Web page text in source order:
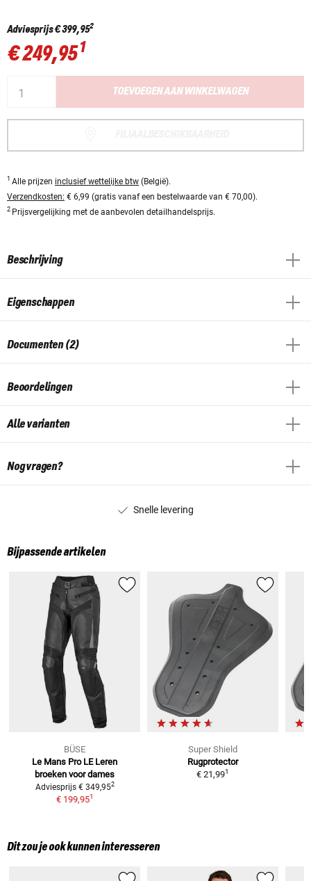
Adviesprijs€ 399,952
€ 249,951
TOEVOEGEN AAN WINKELWAGEN
1 Alle prijzen inclusief wettelijke btw (België).
Verzendkosten: € 6,99 (gratis vanaf een bestelwaarde van € 70,00).
2 Prijsvergelijking met de aanbevolen detailhandelsprijs.
Beschrijving
Eigenschappen
Documenten (2)
Beoordelingen
Alle varianten
Nog vragen?
Snelle levering
Bijpassende artikelen
BÜSE
Le Mans Pro LE Leren
broeken voor dames
Adviesprijs € 349,952
€ 199,951
Super Shield
Rugprotector
€ 21,991
Dit zou je ook kunnen interesseren